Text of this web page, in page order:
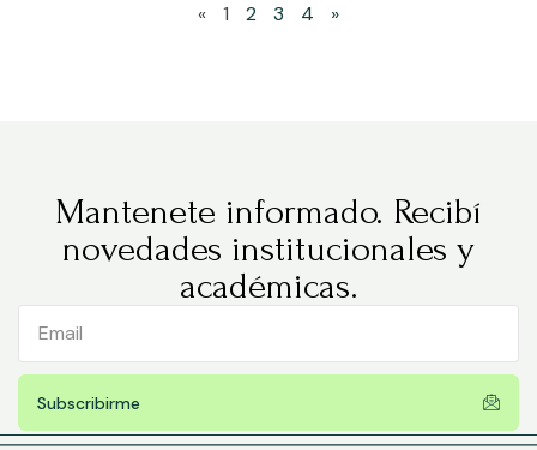
« 1 2 3 4 »
Mantenete informado. Recibí
novedades institucionales y
académicas.
Subscribirme